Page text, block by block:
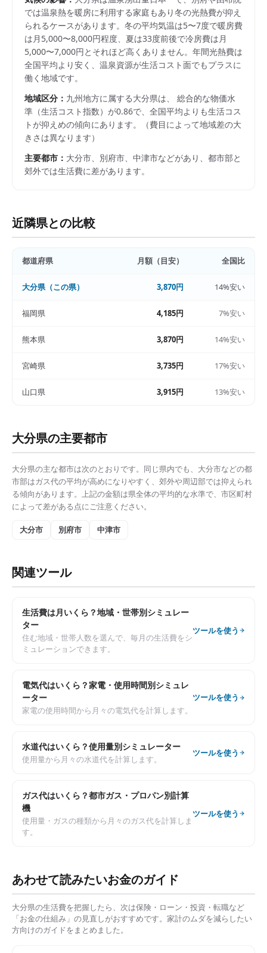
では温泉熱を暖房に利用する家庭もあり冬の光熱費が抑え
られるケースがあります。冬の平均気温は5〜7度で暖房費
は月5,000〜8,000円程度、夏は33度前後で冷房費は月
5,000〜7,000円とそれほど高くありません。年間光熱費は
全国平均より安く、温泉資源が生活コスト面でもプラスに
働く地域です。
地域区分： 九州地方に属する大分県は、 総合的な物価水
準（生活コスト指数）が0.86で、 全国平均よりも生活コス
トが抑えめの傾向にあります。
（費目によって地域差の大
きさは異なります）
主要都市： 大分市、別府市、中津市などがあり、都市部と
郊外では生活費に差があります。
近隣県との比較
都道府県 月額（目安） 全国比
大分県（この県） 3,870円 14%安い
福岡県 4,185円 7%安い
熊本県 3,870円 14%安い
宮崎県 3,735円 17%安い
山口県 3,915円 13%安い
大分県の主要都市
大分県の主な都市は次のとおりです。同じ県内でも、 大分市などの都
市部はガス代の平均が高めになりやすく、郊外や周辺部では抑えられ
る傾向があります。上記の金額は県全体の平均的な水準で、市区町村
によって差がある点にご注意ください。
大分市 別府市 中津市
関連ツール
生活費は月いくら？地域・世帯別シミュレー
ター
住む地域・世帯人数を選んで、毎月の生活費をシ
ミュレーションできます。
ツールを使う
電気代はいくら？家電・使用時間別シミュレ
ーター
家電の使用時間から月々の電気代を計算します。
ツールを使う
水道代はいくら？使用量別シミュレーター
使用量から月々の水道代を計算します。
ツールを使う
ガス代はいくら？都市ガス・プロパン別計算
機
使用量・ガスの種類から月々のガス代を計算しま
す。
ツールを使う
あわせて読みたいお金のガイド
大分県の生活費を把握したら、次は保険・ローン・投資・転職など
「お金の仕組み」の見直しがおすすめです。家計のムダを減らしたい
方向けのガイドをまとめました。